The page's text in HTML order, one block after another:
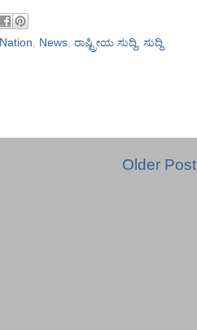
Nation News ರಾಷ್ಟ್ರೀಯ ಸುದ್ದಿ ಸುದ್ದಿ
Older Post